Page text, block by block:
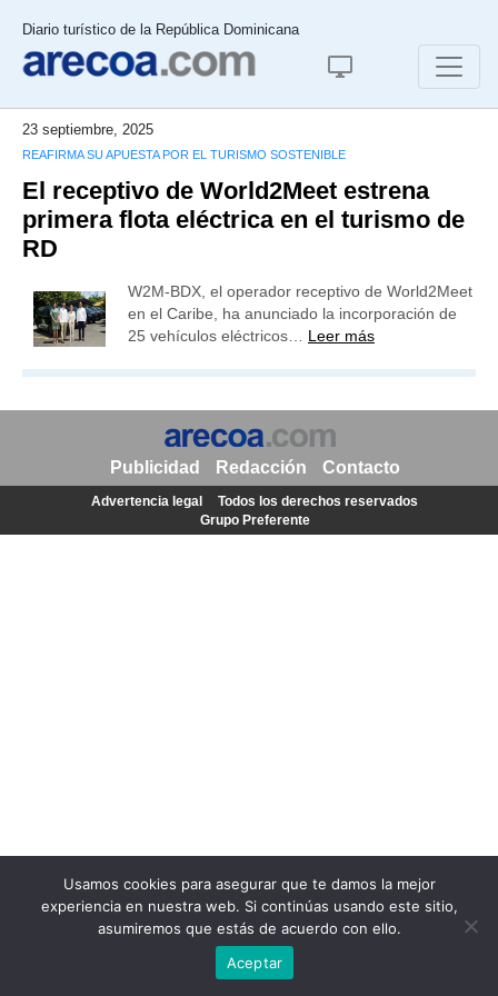
Diario turístico de la República Dominicana
23 septiembre, 2025
REAFIRMA SU APUESTA POR EL TURISMO SOSTENIBLE
El receptivo de World2Meet estrena
primera flota eléctrica en el turismo de
RD
W2M-BDX, el operador receptivo de World2Meet
en el Caribe, ha anunciado la incorporación de
25 vehículos eléctricos… Leer más
Usamos cookies para asegurar que te damos la mejor
experiencia en nuestra web. Si continúas usando este sitio,
asumiremos que estás de acuerdo con ello.
Aceptar
Publicidad Redacción Contacto
Advertencia legal
Todos los derechos reservados
Grupo Preferente